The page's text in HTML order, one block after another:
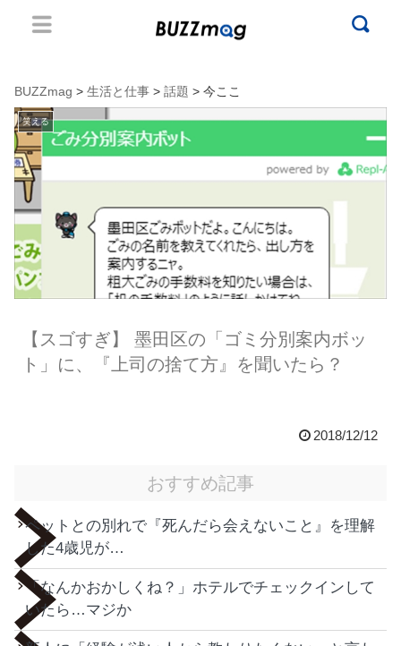
BUZZmag > 生活と仕事 > 話題 > 今ここ
笑える
【スゴすぎ】 墨田区の「ゴミ分別案内ボッ
ト」に、『上司の捨て方』を聞いたら？
2018/12/12
おすすめ記事
ペットとの別れで『死んだら会えないこと』を理解
した4歳児が…
「なんかおかしくね？」ホテルでチェックインして
いたら…マジか